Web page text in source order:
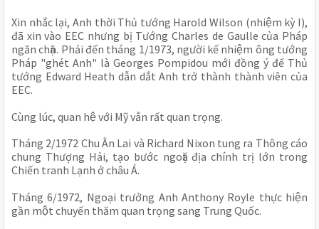
Xin nhắc lại, Anh thời Thủ tướng Harold Wilson (nhiệm kỳ I),
đã xin vào EEC nhưng bị Tướng Charles de Gaulle của Pháp
ngăn chặn. Phải đến tháng 1/1973, người kế nhiệm ông tướng
Pháp "ghét Anh" là Georges Pompidou mới đồng ý để Thủ
tướng Edward Heath dẫn dắt Anh trở thành thành viên của
EEC.
Cùng lúc, quan hệ với Mỹ vẫn rất quan trọng.
Tháng 2/1972 Chu Ân Lai và Richard Nixon tung ra Thông cáo
chung Thượng Hải, tạo bước ngoặt địa chính trị lớn trong
Chiến tranh Lạnh ở châu Á.
Tháng 6/1972, Ngoại trưởng Anh Anthony Royle thực hiện
gần một chuyến thăm quan trọng sang Trung Quốc.